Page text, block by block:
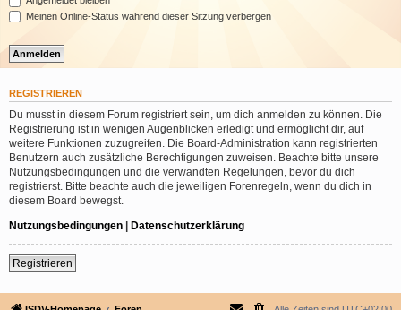
Meinen Online-Status während dieser Sitzung verbergen
REGISTRIEREN
Du musst in diesem Forum registriert sein, um dich anmelden zu können. Die
Registrierung ist in wenigen Augenblicken erledigt und ermöglicht dir, auf
weitere Funktionen zuzugreifen. Die Board-Administration kann registrierten
Benutzern auch zusätzliche Berechtigungen zuweisen. Beachte bitte unsere
Nutzungsbedingungen und die verwandten Regelungen, bevor du dich
registrierst. Bitte beachte auch die jeweiligen Forenregeln, wenn du dich in
diesem Board bewegst.
Nutzungsbedingungen | Datenschutzerklärung
Registrieren